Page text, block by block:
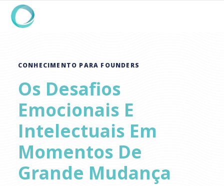
CONHECIMENTO PARA FOUNDERS
Os Desafios
Emocionais E
Intelectuais Em
Momentos De
Grande Mudança